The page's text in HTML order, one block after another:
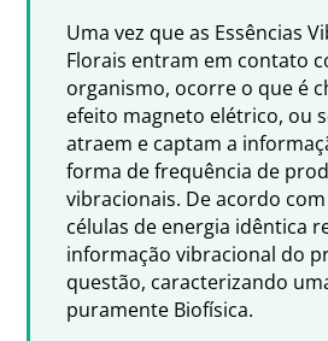
Uma vez que as Essências
Florais entram em contato
organismo, ocorre o que é
efeito magneto elétrico, ou
atraem e captam a
forma de frequência de
vibracionais. De acordo
células de energia idêntica
informação vibracional do
questão, caracterizando
puramente Biofísica.